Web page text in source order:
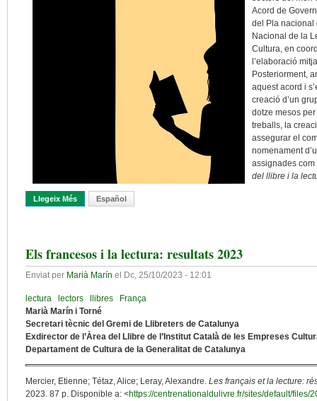
Acord de
del Pla nacional
Nacional de la
Cultura, en
l’elaboració
Posteriorment,
aquest acord i
creació d’un
dotze mesos
treballs, la
assegurar el
nomenament
assignades
del llibre i la
Llegeix Més Sobre El «Pla Nacional Del Llibre I La Lectura», Un Pla Ampli I
Español
Els francesos i la lectura: resultats 2023
Enviat per Marià Marín el Dc, 25/10/2023 - 12:01
lectura lectors llibres
França
Marià Marín i Torné
Secretari tècnic del Gremi de Llibreters de Catalunya
Exdirector de l’Àrea del Llibre de l’Institut Català de les Empreses
Departament de Cultura de la Generalitat de Catalunya
Mercier, Etienne; Tétaz, Alice; Leray, Alexandre. Les français et la lecture:
2023. 87 p. Disponible a: <https://centrenationaldulivre.fr/sites/default/files/